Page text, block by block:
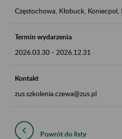
Częstochowa, Kłobuck,
Termin wydarzenia
2026.03.30 - 2026.12.31
Kontakt
zus.szkolenia.czewa@zus.pl
Powrót do listy